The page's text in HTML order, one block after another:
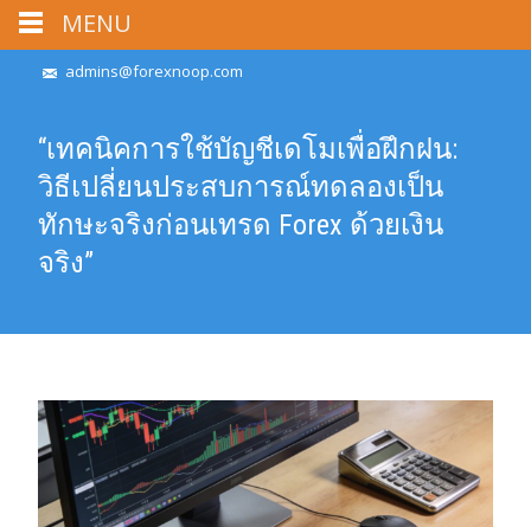
admins@forexnoop.com
“เทคนิคการใช้บัญชีเดโมเพื่อฝึกฝน:
วิธีเปลี่ยนประสบการณ์ทดลองเป็น
ทักษะจริงก่อนเทรด Forex ด้วยเงิน
จริง”
MENU